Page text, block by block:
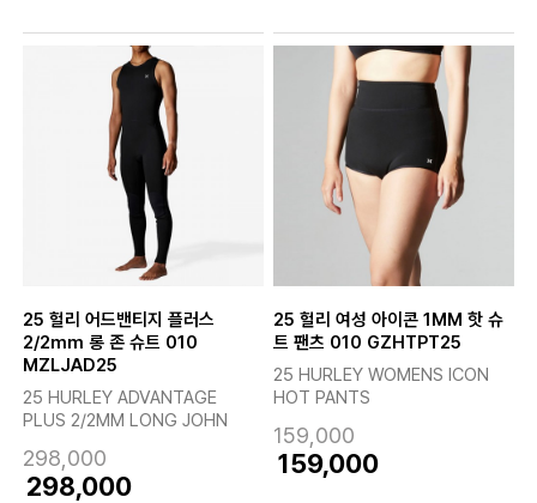
25 헐리 어드밴티지 플러스
2/2mm 롱 존 슈트 010
MZLJAD25
25 HURLEY ADVANTAGE
PLUS 2/2MM LONG JOHN
298,000
298,000
25 헐리 여성 아이콘 1MM 핫 슈
트 팬츠 010 GZHTPT25
25 HURLEY WOMENS ICON
HOT PANTS
159,000
159,000